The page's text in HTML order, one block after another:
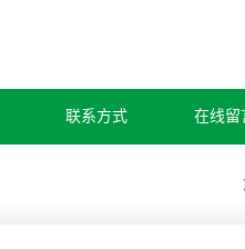
联系方式 在线留